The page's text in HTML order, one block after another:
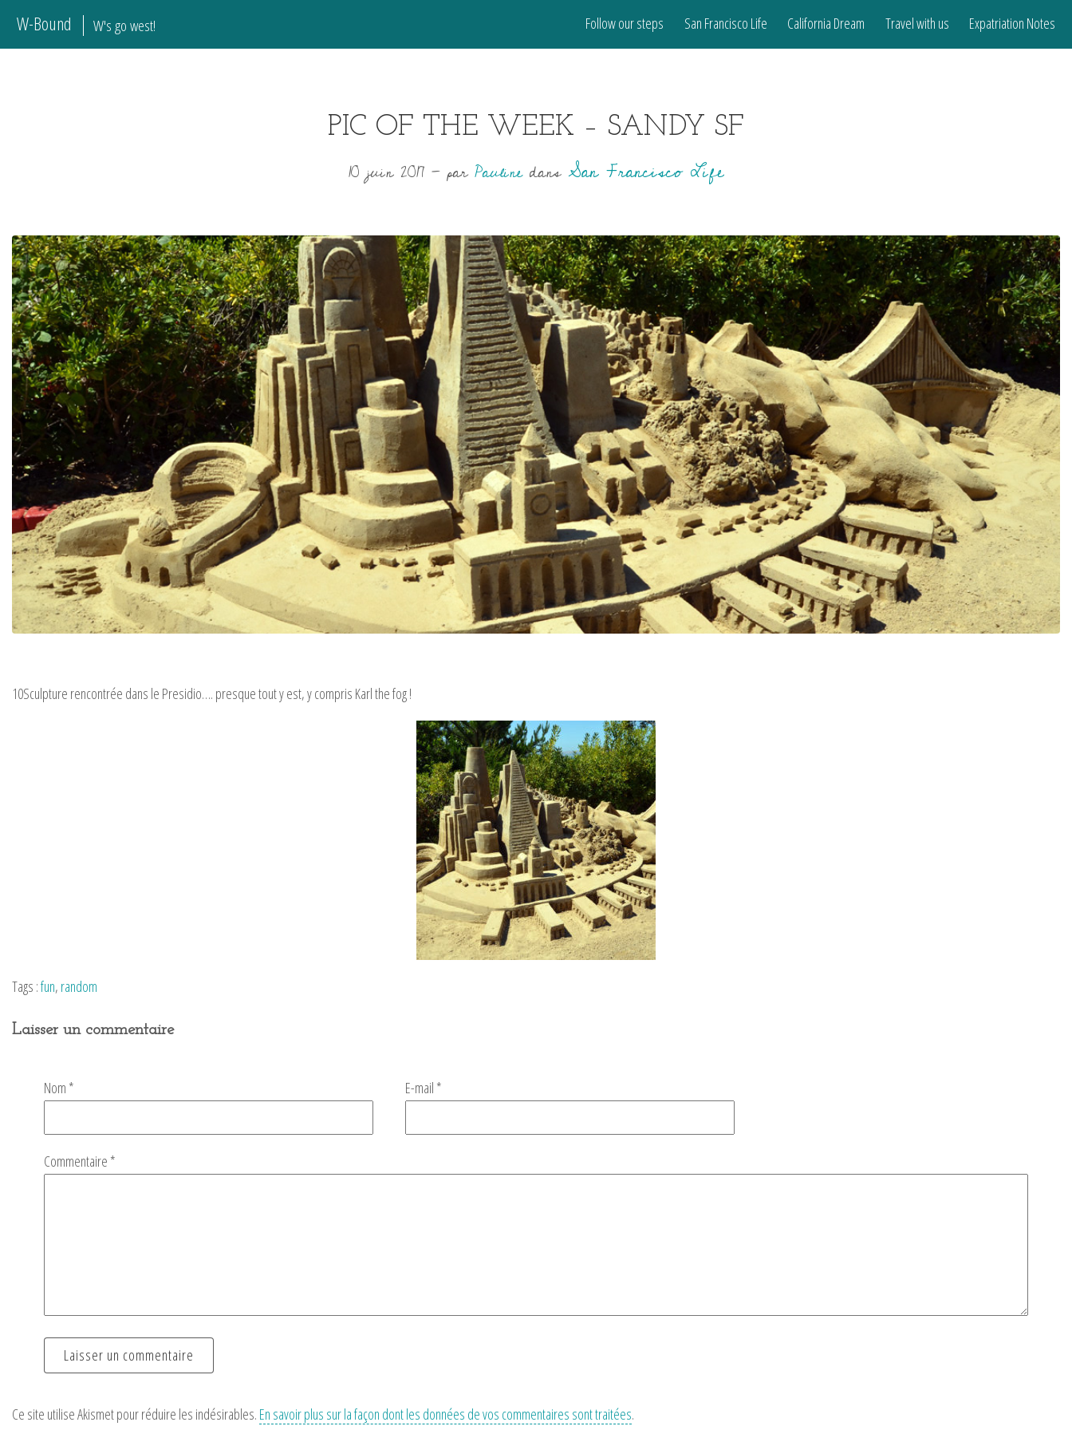
W-Bound W's go west! Follow our steps San Francisco Life California Dream Travel with us Expatriation Notes
PIC OF THE WEEK – SANDY SF
10 juin 2017 -parPaulinedans San Francisco Life
10Sculpture rencontrée dans le Presidio…. presque tout y est, y compris Karl the fog !
Tags :fun, random
Laisser un commentaire
Commentaire *
Nom * E-mail *
Ce site utilise Akismet pour réduire les indésirables. En savoir plus sur la façon dont les données de vos commentaires sont traitées.